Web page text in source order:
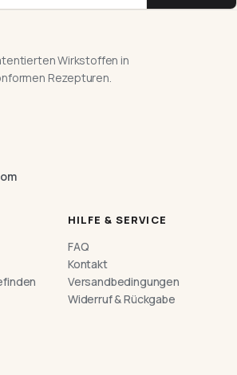
Wirkstoffen in
Rezepturen.
HILFE & SERVICE
FAQ
Kontakt
Versandbedingungen
Widerruf & Rückgabe